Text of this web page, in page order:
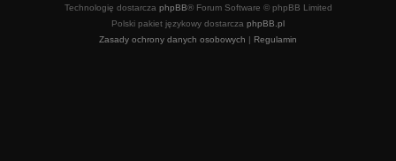
Technologię dostarcza phpBB® Forum Software © phpBB Limited
Polski pakiet językowy dostarcza phpBB.pl
Zasady ochrony danych osobowych | Regulamin